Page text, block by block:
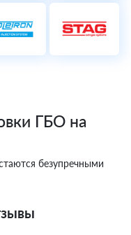
ГБО на
безупречными